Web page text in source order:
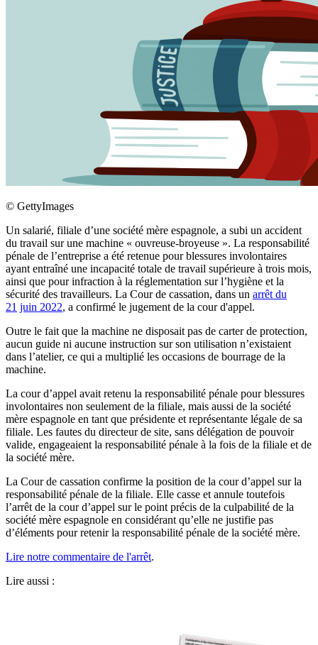
© GettyImages
Un salarié, filiale d’une société mère espagnole, a subi un accident
du travail sur une machine « ouvreuse-broyeuse ». La responsabilité
pénale de l’entreprise a été retenue pour blessures involontaires
ayant entraîné une incapacité totale de travail supérieure à trois mois,
ainsi que pour infraction à la réglementation sur l’hygiène et la
sécurité des travailleurs. La Cour de cassation, dans un arrêt du
21 juin 2022, a confirmé le jugement de la cour d'appel.
Outre le fait que la machine ne disposait pas de carter de protection,
aucun guide ni aucune instruction sur son utilisation n’existaient
dans l’atelier, ce qui a multiplié les occasions de bourrage de la
machine.
La cour d’appel avait retenu la responsabilité pénale pour blessures
involontaires non seulement de la filiale, mais aussi de la société
mère espagnole en tant que présidente et représentante légale de sa
filiale. Les fautes du directeur de site, sans délégation de pouvoir
valide, engageaient la responsabilité pénale à la fois de la filiale et de
la société mère.
La Cour de cassation confirme la position de la cour d’appel sur la
responsabilité pénale de la filiale. Elle casse et annule toutefois
l’arrêt de la cour d’appel sur le point précis de la culpabilité de la
société mère espagnole en considérant qu’elle ne justifie pas
d’éléments pour retenir la responsabilité pénale de la société mère.
Lire notre commentaire de l'arrêt.
Lire aussi :